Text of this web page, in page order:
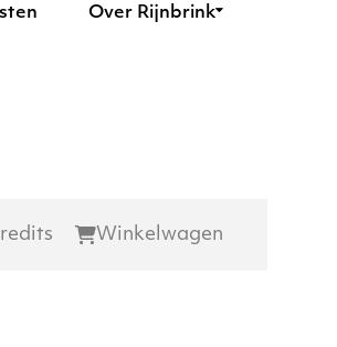
Over Rijnbrink
Winkelwagen